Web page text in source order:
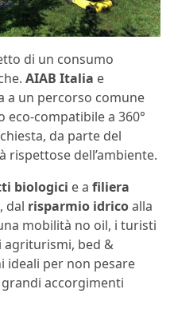
di un consumo
AIAB Italia e
a un percorso comune
compatibile a 360°
da parte del
dell’ambiente.
biologici e a filiera
dal risparmio idricoalla
mobilità no oil, i turisti
agriturismi, bed &
ideali per non pesare
grandi accorgimenti